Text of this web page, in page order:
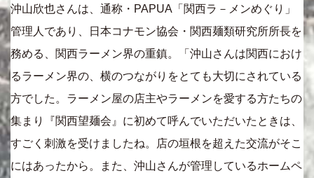
沖山欣也さんは、通称・PAPUA「関西ラ－メンめぐり」
管理人であり、日本コナモン協会・関西麺類研究所所長を
務める、関西ラーメン界の重鎮。「沖山さんは関西におけ
るラーメン界の、横のつながりをとても大切にされている
方でした。ラーメン屋の店主やラーメンを愛する方たちの
集まり『関西望麺会』に初めて呼んでいただいたときは、
すごく刺激を受けましたね。店の垣根を超えた交流がそこ
にはあったから。また、沖山さんが管理しているホームペ